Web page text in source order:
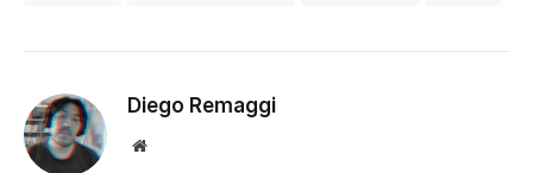
Diego Remaggi
Sito